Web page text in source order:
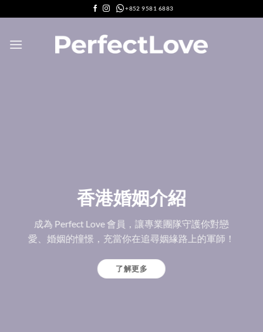
to
+852 9581 6883
香港婚姻介紹
成為 Perfect Love 會員，讓專業團隊守護你對戀
愛、婚姻的憧憬，充當你在追尋姻緣路上的軍師！
了解更多